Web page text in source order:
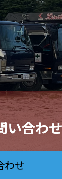
い合わせ
わせ